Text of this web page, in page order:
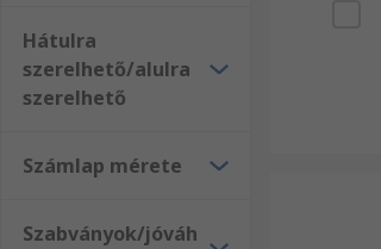
Hátulra
szerelhető/alulra
szerelhető
Számlap mérete
Szabványok/jóváh